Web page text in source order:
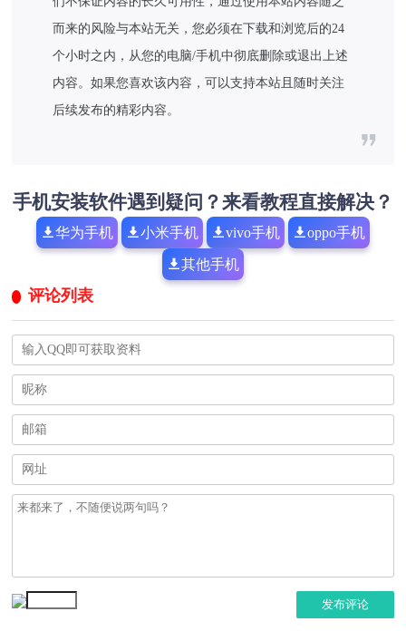
而来的风险与本站无关，您必须在下载和浏览后的24
个小时之内，从您的电脑/手机中彻底删除或退出上述
内容。如果您喜欢该内容，可以支持本站且随时关注
后续发布的精彩内容。
手机安装软件遇到疑问？来看教程直接解决？
华为手机 小米手机 vivo手机 oppo手机
其他手机
评论列表
发布评论